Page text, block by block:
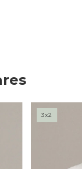
3x2